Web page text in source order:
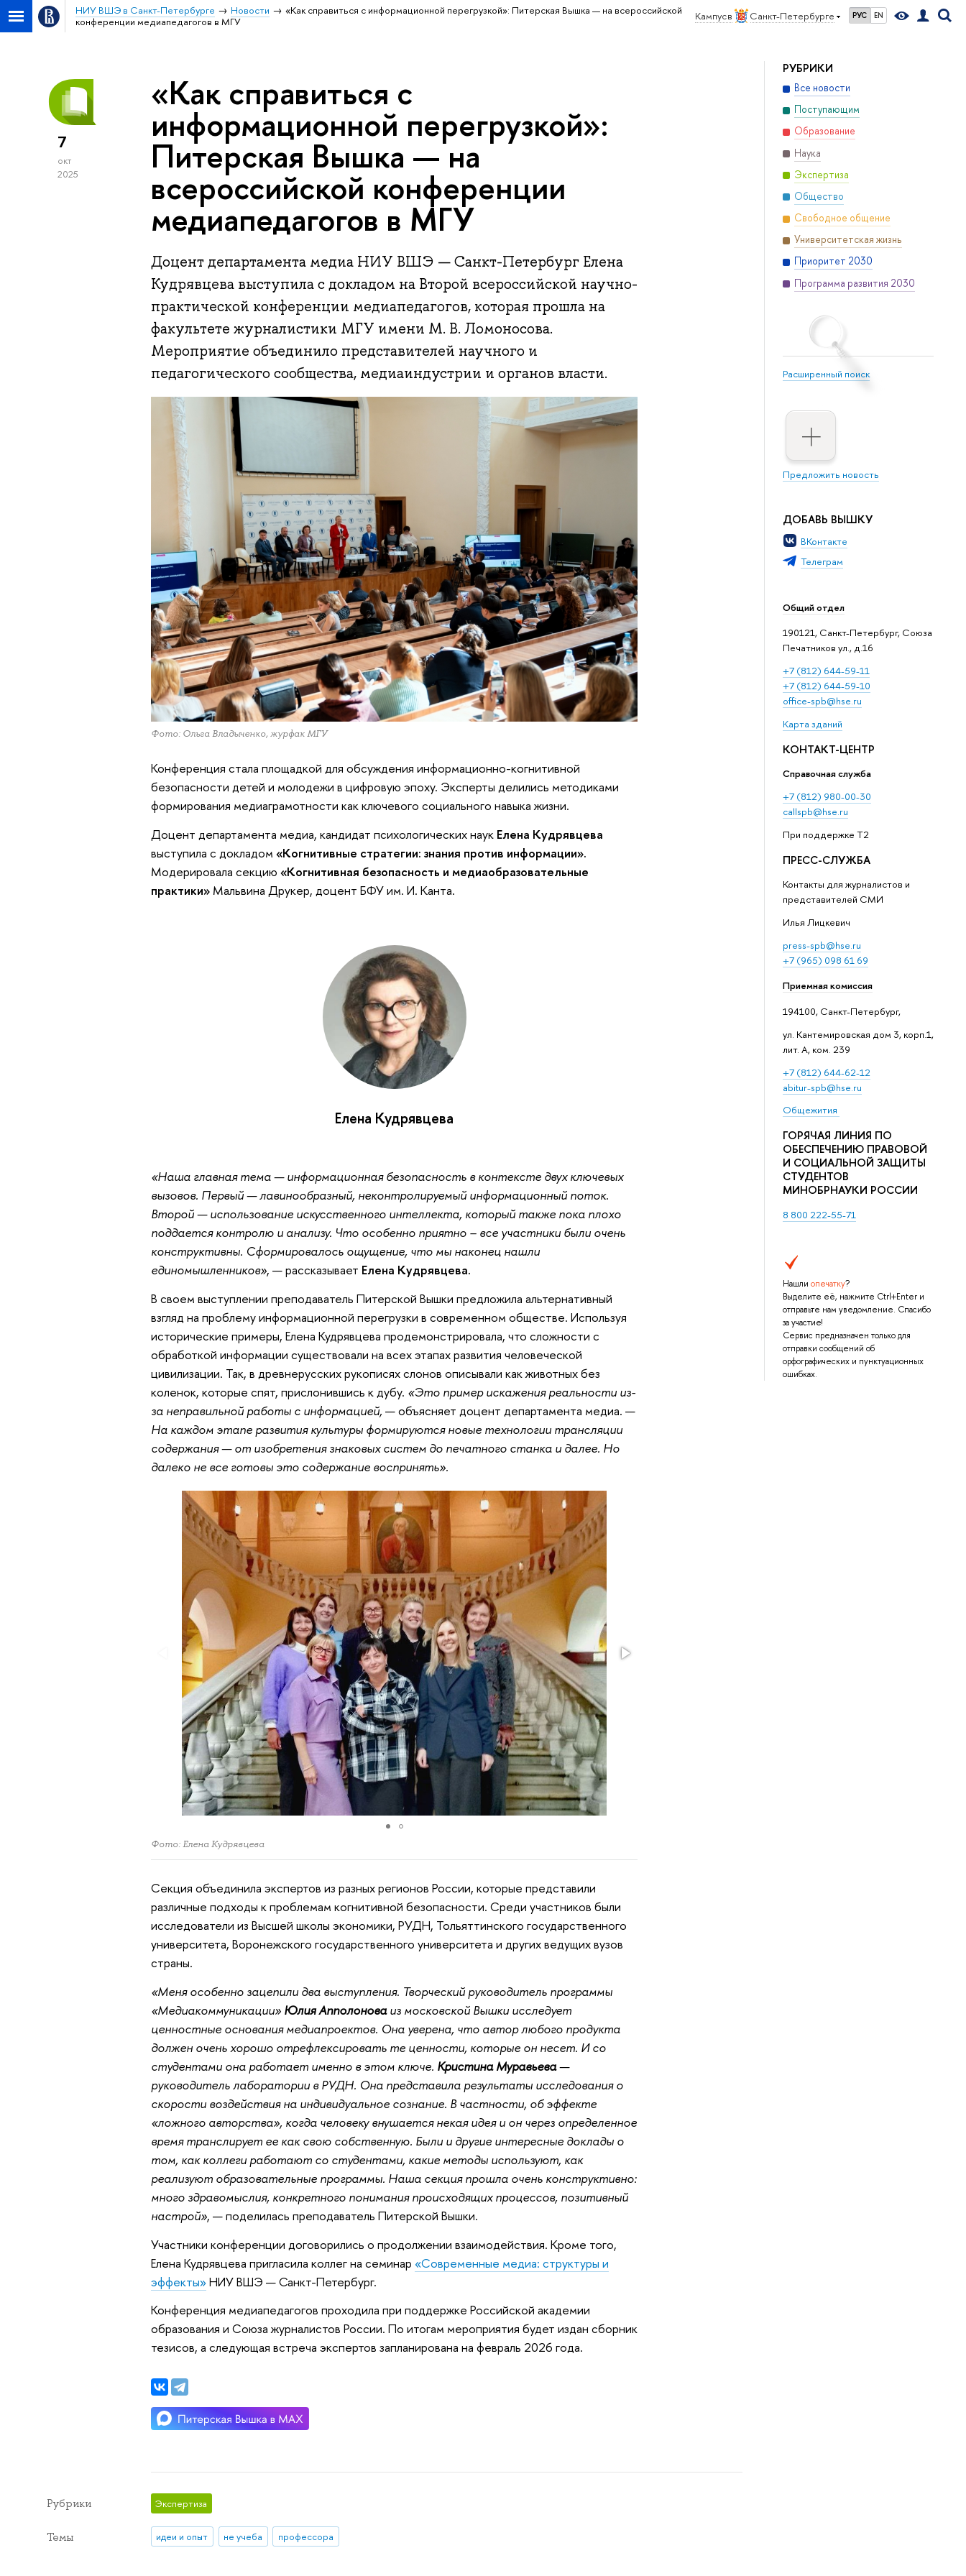
Кампус в Санкт-Петербурге РУС EN
НИУ ВШЭ в Санкт-Петербурге Новости
«Как справиться с информационной перегрузкой»: Питерская Вышка — на всероссийской
конференции медиапедагогов в МГУ
РУБРИКИ
Все новости
Поступающим
Образование
Наука
Экспертиза
Общество
Свободное общение
Университетская жизнь
Приоритет 2030
Программа развития 2030
Расширенный поиск
Предложить новость
ДОБАВЬ ВЫШКУ
ВКонтакте
Телеграм
Общий отдел
190121, Санкт-Петербург, Союза
Печатников ул., д.16
+7 (812) 644-59-11
+7 (812) 644-59-10
office-spb@hse.ru
Карта зданий
КОНТАКТ-ЦЕНТР
Справочная служба
+7 (812) 980-00-30
callspb@hse.ru
При поддержке T2
ПРЕСС-СЛУЖБА
Контакты для журналистов и
представителей СМИ
Илья Лицкевич
press-spb@hse.ru
+7 (965) 098 61 69
Приемная комиссия
194100, Санкт-Петербург,
ул. Кантемировская дом 3, корп.1,
лит. А, ком. 239
+7 (812) 644-62-12
abitur-spb@hse.ru
Общежития
ГОРЯЧАЯ ЛИНИЯ ПО
ОБЕСПЕЧЕНИЮ ПРАВОВОЙ
И СОЦИАЛЬНОЙ ЗАЩИТЫ
СТУДЕНТОВ
МИНОБРНАУКИ РОССИИ
8 800 222-55-71
Нашли опечатку?
Выделите её, нажмите Ctrl+Enter и
отправьте нам уведомление. Спасибо
за участие!
Сервис предназначен только для
отправки сообщений об
орфографических и пунктуационных
ошибках.
7
окт
2025
«Как справиться с
информационной перегрузкой»:
Питерская Вышка — на
всероссийской конференции
медиапедагогов в МГУ
Доцент департамента медиа НИУ ВШЭ — Санкт-Петербург Елена
Кудрявцева выступила с докладом на Второй всероссийской научно-
практической конференции медиапедагогов, которая прошла на
факультете журналистики МГУ имени М. В. Ломоносова.
Мероприятие объединило представителей научного и
педагогического сообщества, медиаиндустрии и органов власти.
Фото: Ольга Владыченко, журфак МГУ
Конференция стала площадкой для обсуждения информационно-когнитивной
безопасности детей и молодежи в цифровую эпоху. Эксперты делились методиками
формирования медиаграмотности как ключевого социального навыка жизни.
Доцент департамента медиа, кандидат психологических наук Елена Кудрявцева
выступила с докладом «Когнитивные стратегии: знания против информации».
Модерировала секцию «Когнитивная безопасность и медиаобразовательные
практики»Мальвина Друкер, доцент БФУ им. И. Канта.
Елена Кудрявцева
«Наша главная тема — информационная безопасность в контексте двух ключевых
вызовов. Первый — лавинообразный, неконтролируемый информационный поток.
Второй — использование искусственного интеллекта, который также пока плохо
поддается контролю и анализу. Что особенно приятно – все участники были очень
конструктивны. Сформировалось ощущение, что мы наконец нашли
единомышленников», — рассказывает Елена Кудрявцева.
В своем выступлении преподаватель Питерской Вышки предложила альтернативный
взгляд на проблему информационной перегрузки в современном обществе. Используя
исторические примеры, Елена Кудрявцева продемонстрировала, что сложности с
обработкой информации существовали на всех этапах развития человеческой
цивилизации. Так, в древнерусских рукописях слонов описывали как животных без
коленок, которые спят, прислонившись к дубу. «Это пример искажения реальности из-
за неправильной работы с информацией,— объясняет доцент департамента медиа. —
На каждом этапе развития культуры формируются новые технологии трансляции
содержания — от изобретения знаковых систем до печатного станка и далее. Но
далеко не все готовы это содержание воспринять».
Фото: Елена Кудрявцева
Секция объединила экспертов из разных регионов России, которые представили
различные подходы к проблемам когнитивной безопасности. Среди участников были
исследователи из Высшей школы экономики, РУДН, Тольяттинского государственного
университета, Воронежского государственного университета и других ведущих вузов
страны.
«Меня особенно зацепили два выступления. Творческий руководитель программы
«Медиакоммуникации» Юлия Апполоноваиз московской Вышки исследует
ценностные основания медиапроектов. Она уверена, что автор любого продукта
должен очень хорошо отрефлексировать те ценности, которые он несет. И со
студентами она работает именно в этом ключе. Кристина Муравьева—
руководитель лаборатории в РУДН. Она представила результаты исследования о
скорости воздействия на индивидуальное сознание. В частности, об эффекте
«ложного авторства», когда человеку внушается некая идея и он через определенное
время транслирует ее как свою собственную. Были и другие интересные доклады о
том, как коллеги работают со студентами, какие методы используют, как
реализуют образовательные программы. Наша секция прошла очень конструктивно:
много здравомыслия, конкретного понимания происходящих процессов, позитивный
настрой», — поделилась преподаватель Питерской Вышки.
Участники конференции договорились о продолжении взаимодействия. Кроме того,
Елена Кудрявцева пригласила коллег на семинар «Современные медиа: структуры и
эффекты»НИУ ВШЭ — Санкт-Петербург.
Конференция медиапедагогов проходила при поддержке Российской академии
образования и Союза журналистов России. По итогам мероприятия будет издан сборник
тезисов, а следующая встреча экспертов запланирована на февраль 2026 года.
Рубрики Экспертиза
Темы идеи и опыт не учеба профессора